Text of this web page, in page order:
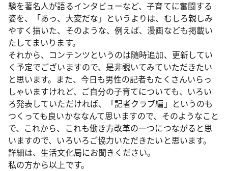
験を著名人が語るインタビューなど、子育てに奮闘する
姿を、「あっ、大変だな」というよりは、むしろ親しみ
やすく描いた、そのような、例えば、漫画なども掲載い
たしてまいります。
それから、コンテンツというのは随時追加、更新してい
く予定でございますので、是非覗いてみていただきたい
と思います。また、今日も男性の記者もたくさんいらっ
しゃいますけれど、ご自分の子育てについても、いろい
ろ発表していただければ、「記者クラブ編」というのも
つくっても良いかななんて思いますので、そのようなこと
で、これから、これも働き方改革の一つにつながると思
いますので、いろいろご協力いただきたいと思います。
詳細は、生活文化局にお聞きください。
私の方から以上です。